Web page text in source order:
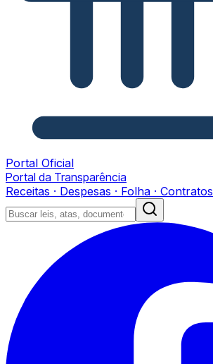
Portal Oficial
Portal da Transparência
Receitas · Despesas · Folha · Contratos